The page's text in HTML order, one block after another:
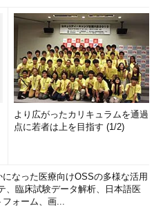
より広がったカリキュラムを通過
点に若者は上を目指す (1/2)
なった医療向けOSSの多様な活用
、臨床試験データ解析、日本語医
ォーム、画...